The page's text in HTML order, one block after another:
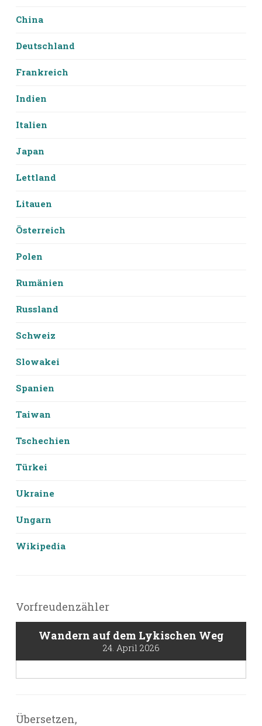
China
Deutschland
Frankreich
Indien
Italien
Japan
Lettland
Litauen
Österreich
Polen
Rumänien
Russland
Schweiz
Slowakei
Spanien
Taiwan
Tschechien
Türkei
Ukraine
Ungarn
Wikipedia
Vorfreudenzähler
Wandern auf dem Lykischen Weg
24. April 2026
Übersetzen,